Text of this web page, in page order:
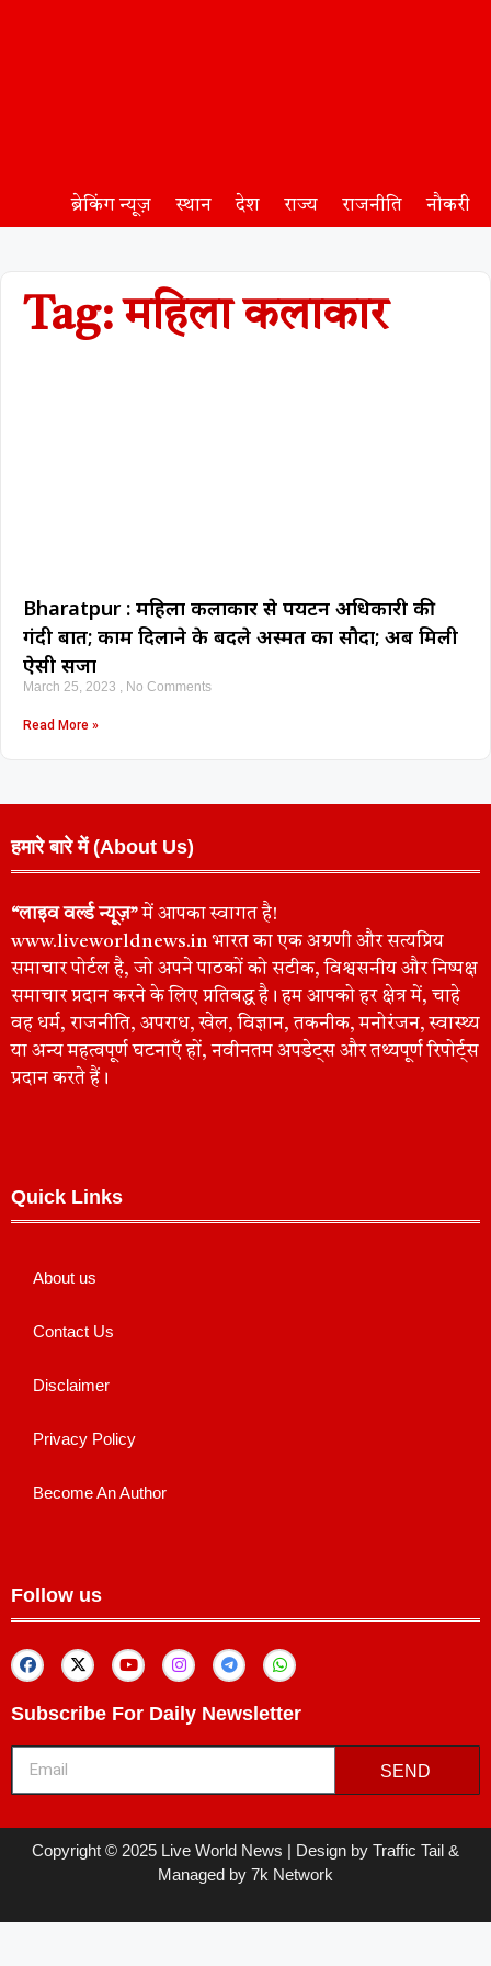
ब्रेकिंग न्यूज़ स्थान देश राज्य राजनीति नौकरी
Tag: महिला कलाकार
Bharatpur : महिला कलाकार से पर्यटन अधिकारी की
गंदी बात; काम दिलाने के बदले अस्मत का सौदा; अब मिली
ऐसी सजा
March 25, 2023 No Comments
Read More »
हमारे बारे में (About Us)
“लाइव वर्ल्ड न्यूज़”में आपका स्वागत है!
www.liveworldnews.in भारत का एक अग्रणी और सत्यप्रिय
समाचार पोर्टल है, जो अपने पाठकों को सटीक, विश्वसनीय और निष्पक्ष
समाचार प्रदान करने के लिए प्रतिबद्ध है। हम आपको हर क्षेत्र में, चाहे
वह धर्म, राजनीति, अपराध, खेल, विज्ञान, तकनीक, मनोरंजन, स्वास्थ्य
या अन्य महत्वपूर्ण घटनाएँ हों, नवीनतम अपडेट्स और तथ्यपूर्ण रिपोर्ट्स
प्रदान करते हैं।
Quick Links
About us
Contact Us
Disclaimer
Privacy Policy
Become An Author
Follow us
Subscribe For Daily Newsletter
SEND
Copyright © 2025 Live World News | Design by Traffic Tail &
Managed by 7k Network